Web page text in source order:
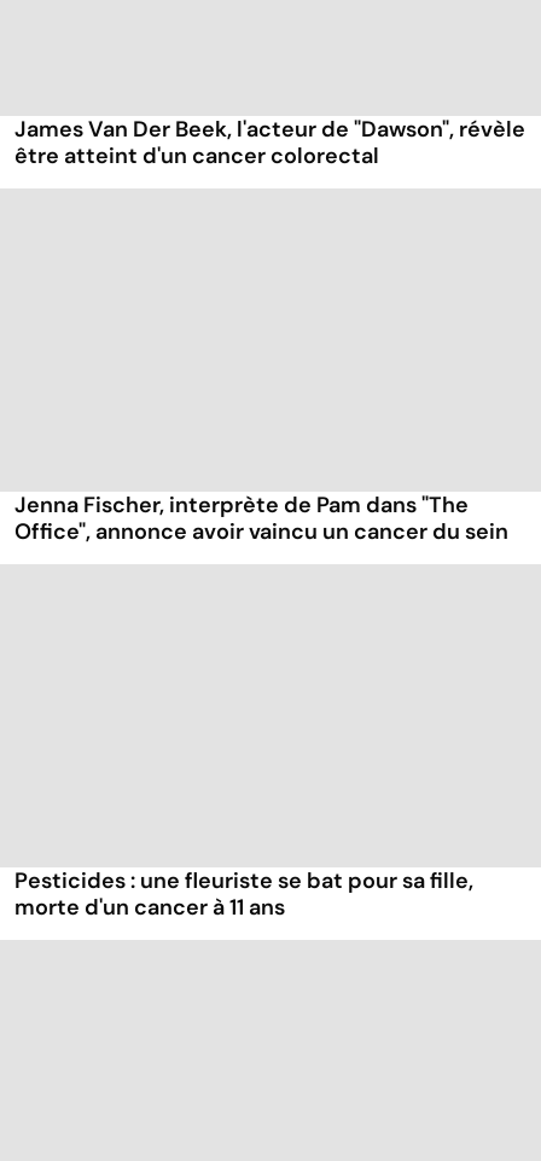
James Van Der Beek, l'acteur de "Dawson", révèle
être atteint d'un cancer colorectal
Jenna Fischer, interprète de Pam dans "The
Office", annonce avoir vaincu un cancer du sein
Pesticides : une fleuriste se bat pour sa fille,
morte d'un cancer à 11 ans